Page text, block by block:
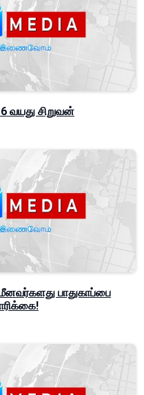
வயது சிறுவன்
பாதுகாப்பை